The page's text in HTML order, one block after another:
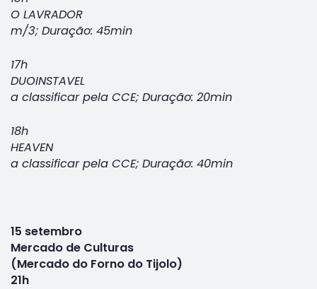
O LAVRADOR
m/3; Duração: 45min
17h
DUOINSTAVEL
a classificar pela CCE; Duração: 20min
18h
HEAVEN
a classificar pela CCE; Duração: 40min
15 setembro
Mercado de Culturas
(Mercado do Forno do Tijolo)
21h